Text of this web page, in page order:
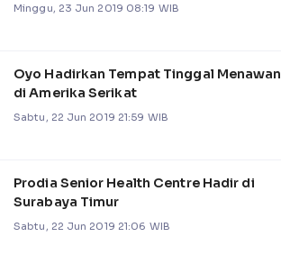
Minggu, 23 Jun 2019 08:19 WIB
Oyo Hadirkan Tempat Tinggal Menawan
di Amerika Serikat
Sabtu, 22 Jun 2019 21:59 WIB
Prodia Senior Health Centre Hadir di
Surabaya Timur
Sabtu, 22 Jun 2019 21:06 WIB